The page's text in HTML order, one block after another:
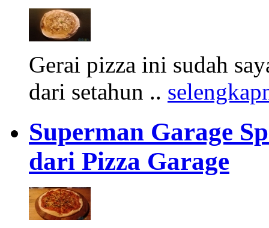
Gerai pizza ini sudah
dari setahun ..
Superman Garage
dari Pizza Garage